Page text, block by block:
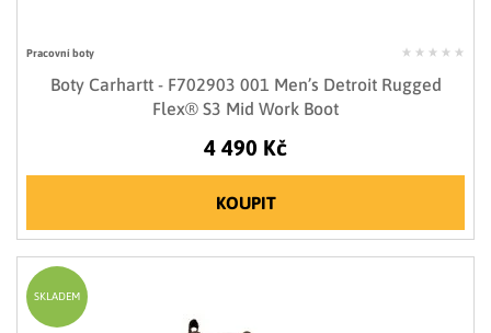
Pracovní boty
Boty Carhartt - F702903 001 Men’s Detroit Rugged
Flex® S3 Mid Work Boot
4 490 Kč
KOUPIT
SKLADEM